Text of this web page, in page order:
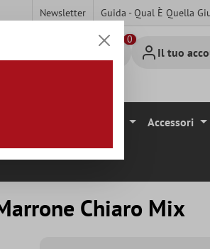
Newsletter Guida - Qual È Quella
Il tuo
Accessori
Chiaro Mix